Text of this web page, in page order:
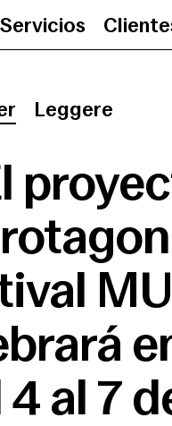
Servicios
Leggere
4 al 7